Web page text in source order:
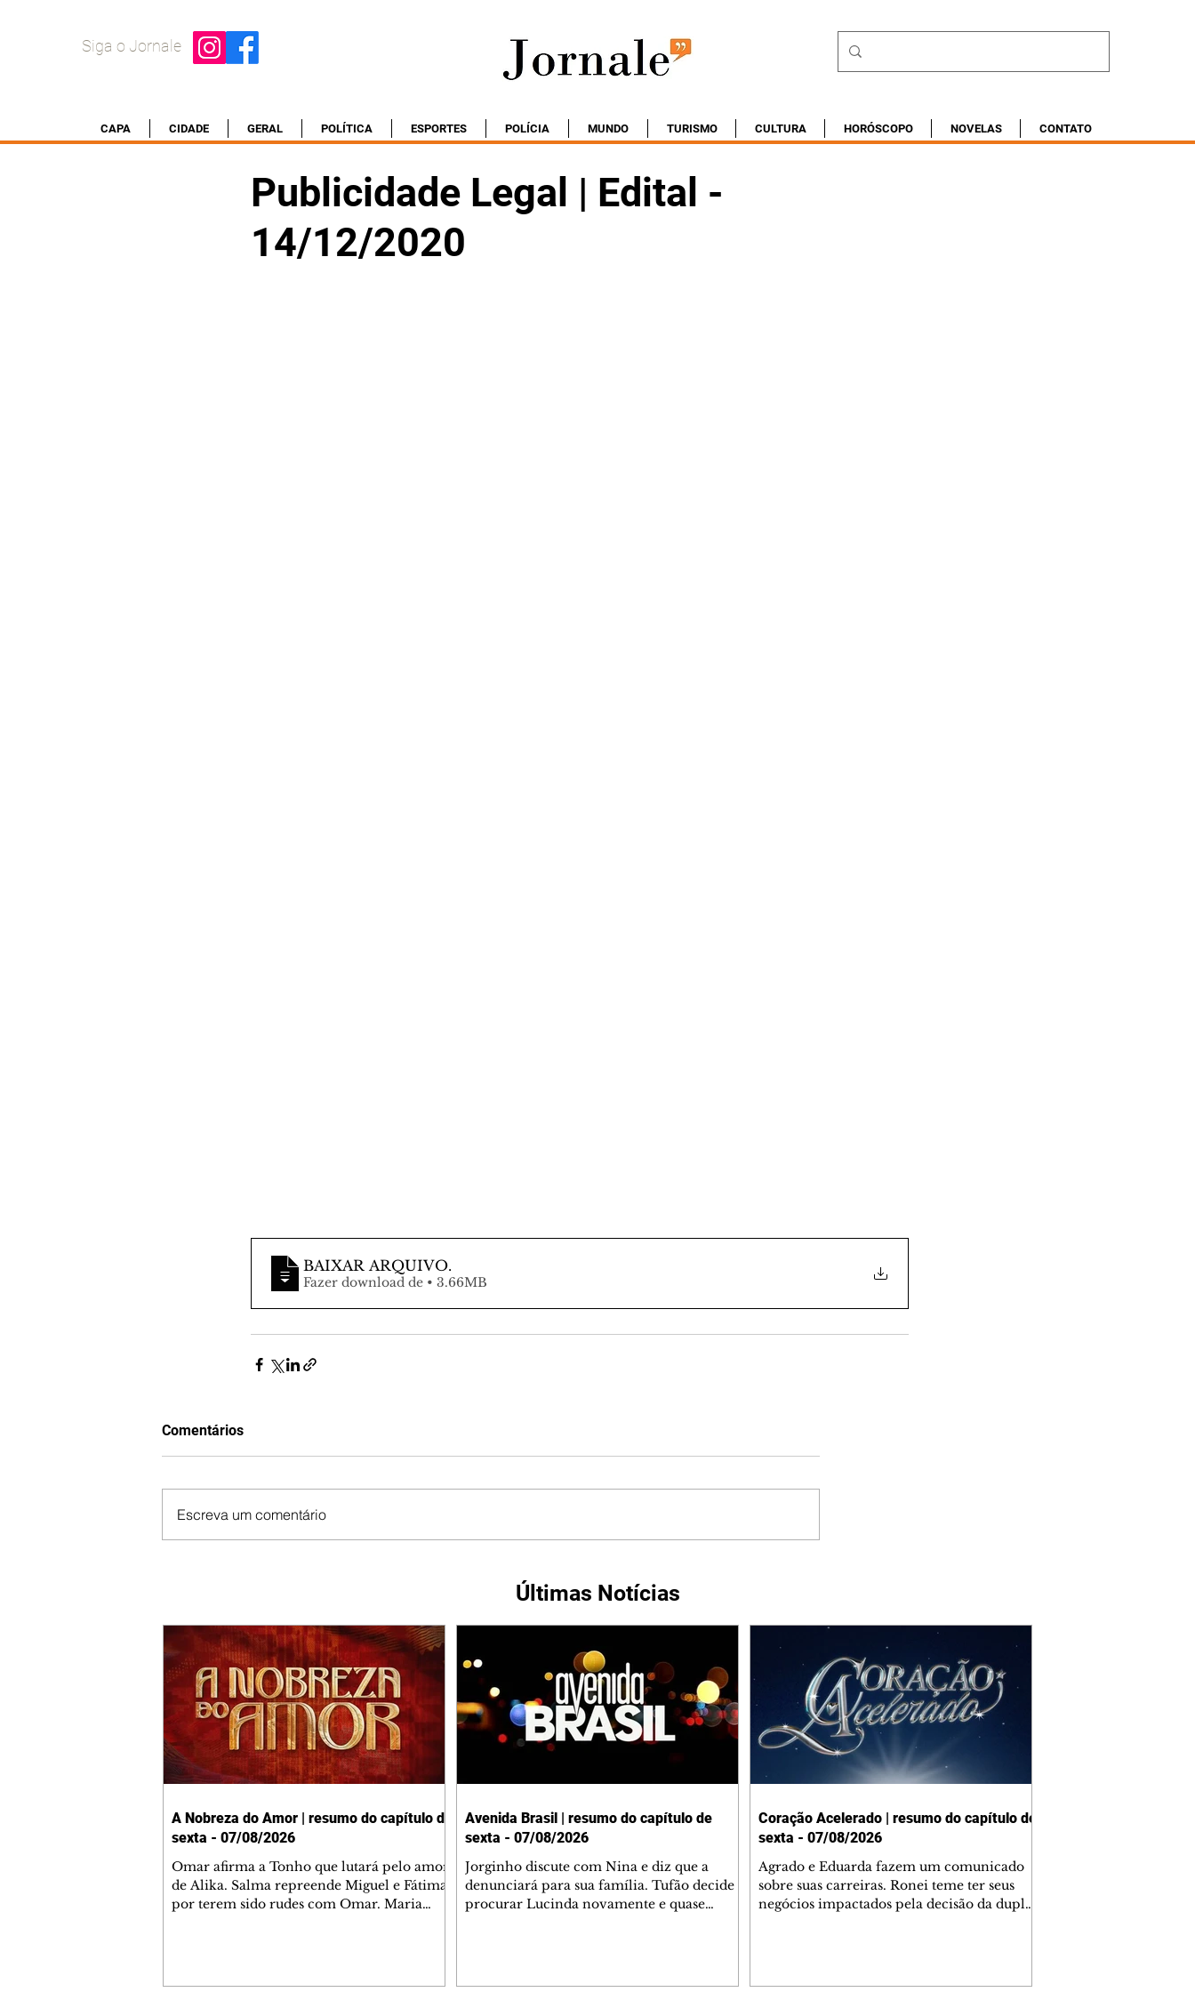
Siga o Jornale
CAPA CIDADE GERAL POLÍTICA ESPORTES POLÍCIA MUNDO TURISMO CULTURA HORÓSCOPO NOVELAS CONTATO
Publicidade Legal | Edital -
14/12/2020
BAIXAR ARQUIVO.
Fazer download de • 3.66MB
Comentários
Escreva um comentário
Últimas Notícias
A Nobreza do Amor | resumo do capítulo de
sexta - 07/08/2026
Omar afirma a Tonho que lutará pelo amor
de Alika. Salma repreende Miguel e Fátima
por terem sido rudes com Omar. Maria
Avenida Brasil | resumo do capítulo de
sexta - 07/08/2026
Jorginho discute com Nina e diz que a
denunciará para sua família. Tufão decide
procurar Lucinda novamente e quase
Coração Acelerado | resumo do capítulo de
sexta - 07/08/2026
Agrado e Eduarda fazem um comunicado
sobre suas carreiras. Ronei teme ter seus
negócios impactados pela decisão da dupla.